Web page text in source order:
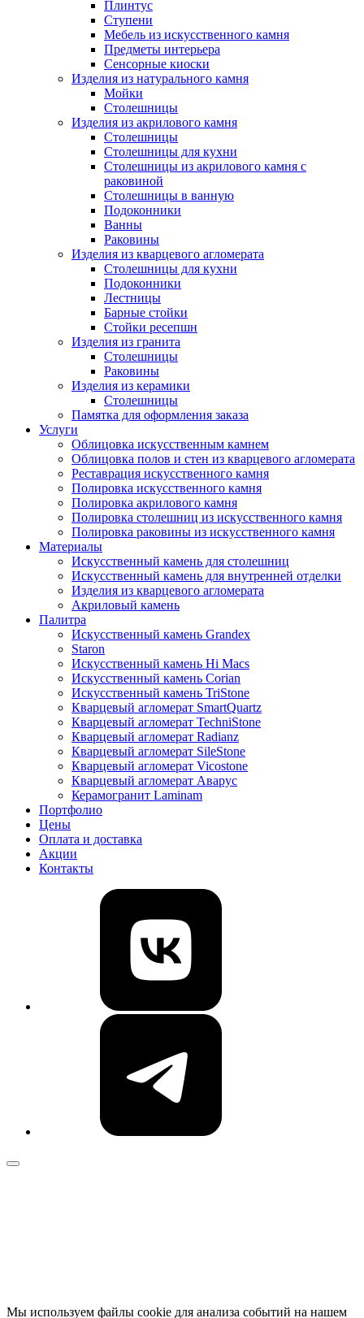
Плинтус
Ступени
Мебель из искусственного камня
Предметы интерьера
Сенсорные киоски
Изделия из натурального камня
Мойки
Столешницы
Изделия из акрилового камня
Столешницы
Столешницы для кухни
Столешницы из акрилового камня с
раковиной
Столешницы в ванную
Подоконники
Ванны
Раковины
Изделия из кварцевого агломерата
Столешницы для кухни
Подоконники
Лестницы
Барные стойки
Стойки ресепшн
Изделия из гранита
Столешницы
Раковины
Изделия из керамики
Столешницы
Памятка для оформления заказа
Услуги
Облицовка искусственным камнем
Облицовка полов и стен из кварцевого агломерата
Реставрация искусственного камня
Полировка искусственного камня
Полировка акрилового камня
Полировка столешниц из искусственного камня
Полировка раковины из искусственного камня
Материалы
Искусственный камень для столешниц
Искусственный камень для внутренней отделки
Изделия из кварцевого агломерата
Акриловый камень
Палитра
Искусственный камень Grandex
Staron
Искусственный камень Hi Macs
Искусственный камень Corian
Искусственный камень TriStone
Кварцевый агломерат SmartQuartz
Кварцевый агломерат TechniStone
Кварцевый агломерат Radianz
Кварцевый агломерат SileStone
Кварцевый агломерат Vicostone
Кварцевый агломерат Аварус
Керамогранит Laminam
Портфолио
Цены
Оплата и доставка
Акции
Контакты
Мы используем файлы cookie для анализа событий на нашем